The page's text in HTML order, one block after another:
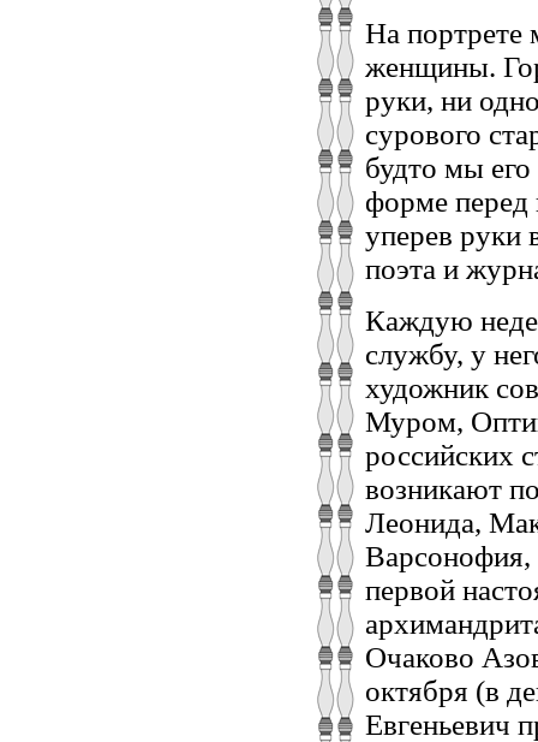
На портрете
женщины.
руки, ни
сурового
будто мы
форме перед
уперев руки
поэта и
Каждую
службу, у
художник
Муром,
российских
возникают
Леонида,
Варсонофия,
первой
Очаково
октября (в
Евгеньевич